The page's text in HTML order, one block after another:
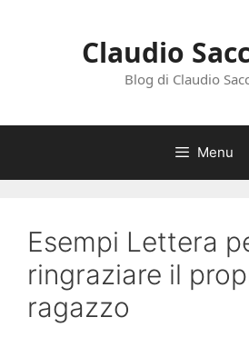
Claudio
Blog di Claudio
Menu
Esempi Lettera
ringraziare il
ragazzo